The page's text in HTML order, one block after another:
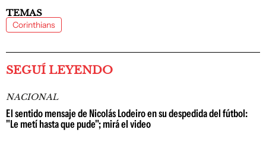
TEMAS
Corinthians
SEGUÍ LEYENDO
NACIONAL
El sentido mensaje de Nicolás Lodeiro en su despedida del fútbol:
"Le metí hasta que pude"; mirá el video